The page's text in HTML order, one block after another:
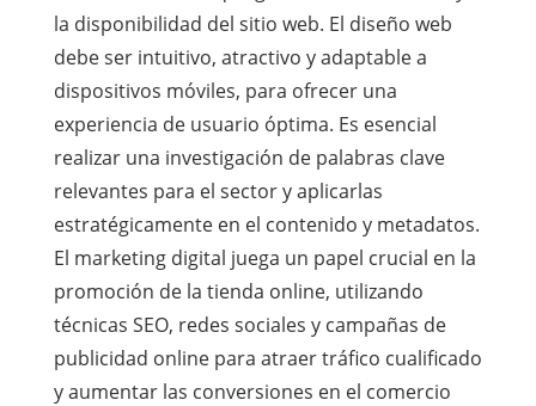
la disponibilidad del sitio web. El diseño web
debe ser intuitivo, atractivo y adaptable a
dispositivos móviles, para ofrecer una
experiencia de usuario óptima. Es esencial
realizar una investigación de palabras clave
relevantes para el sector y aplicarlas
estratégicamente en el contenido y metadatos.
El marketing digital juega un papel crucial en la
promoción de la tienda online, utilizando
técnicas SEO, redes sociales y campañas de
publicidad online para atraer tráfico cualificado
y aumentar las conversiones en el comercio